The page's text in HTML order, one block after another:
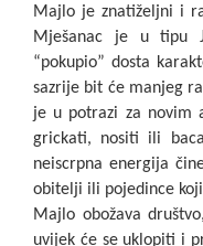
Majlo je znatiželjni i
Mješanac je u tipu
“pokupio” dosta
sazrije bit će manjeg
je u potrazi za novim
grickati, nositi ili
neiscrpna energija
obitelji ili pojedince
Majlo obožava
uvijek će se uklopiti i